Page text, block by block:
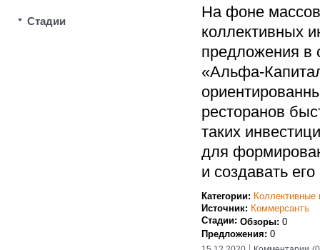
Стадии
На фоне
коллективных
предложения в
«Альфа-
ресторанов
таких
для
и создавать
Категории: Коллективные
Источник: Коммерсантъ
Стадии: Обзоры: 0
Предложения: 0